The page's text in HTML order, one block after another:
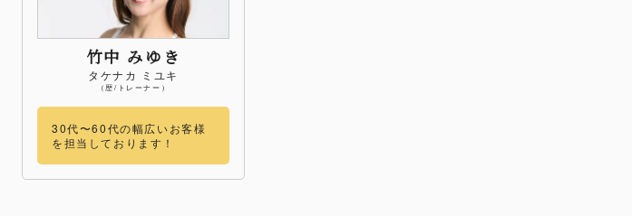
竹中 みゆき
タケナカ ミユキ
（歴/トレーナー）
30代〜60代の幅広いお客様
を担当しております！